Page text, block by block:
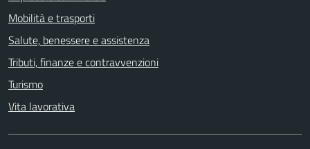
Mobilità e trasporti
Salute, benessere e assistenza
Tributi, finanze e contravvenzioni
Turismo
Vita lavorativa